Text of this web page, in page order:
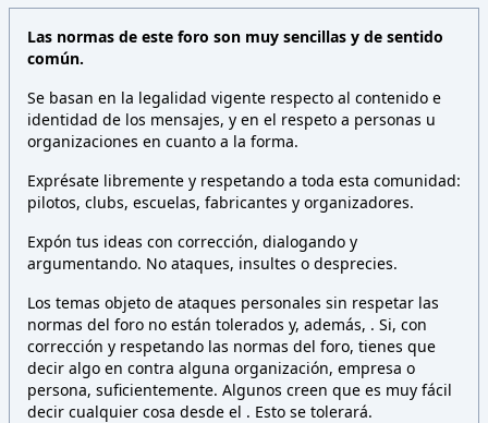
Las normas de este foro son muy sencillas y de sentido
común.
Se basan en la legalidad vigente respecto al contenido e
identidad de los mensajes, y en el respeto a personas u
organizaciones en cuanto a la forma.
Exprésate libremente y respetando a toda esta comunidad:
pilotos, clubs, escuelas, fabricantes y organizadores.
Expón tus ideas con corrección, dialogando y
argumentando. No ataques, insultes o desprecies.
Los temas objeto de ataques personales sin respetar las
normas del foro no están tolerados y, además, . Si, con
corrección y respetando las normas del foro, tienes que
decir algo en contra alguna organización, empresa o
persona, suficientemente. Algunos creen que es muy fácil
decir cualquier cosa desde el . Esto se tolerará.